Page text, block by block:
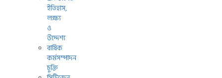
ইতিহাস,
লক্ষ্য
ও
উদ্দেশ্য
বার্ষিক
কর্মসম্পাদন
চুক্তি